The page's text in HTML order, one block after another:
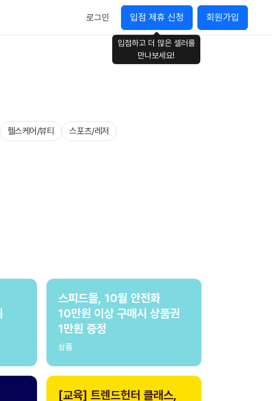
로그인 입점 제휴 신청
입점하고 더 많은 셀러를
만나보세요!
회원가입
헬스케어/뷰티 스포츠/레저
스피드몰, 10월 안전화
10만원 이상 구매시 상품권
1만원 증정
상품
[교육] 트렌드헌터 클래스,